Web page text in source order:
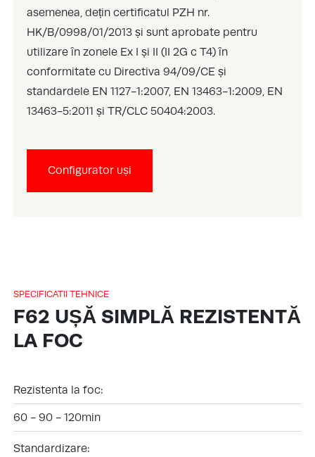
asemenea, dețin certificatul PZH nr.
HK/B/0998/01/2013 și sunt aprobate pentru
utilizare în zonele Ex I și II (II 2G c T4) în
conformitate cu Directiva 94/09/CE și
standardele EN 1127-1:2007, EN 13463-1:2009, EN
13463-5:2011 și TR/CLC 50404:2003.
Configurator uși
SPECIFICATII TEHNICE
F62 UȘĂ SIMPLĂ REZISTENTĂ
LA FOC
Rezistenta la foc:
60 - 90 - 120min
Standardizare: